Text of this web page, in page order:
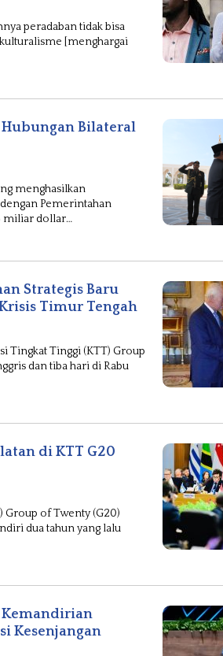
peradaban tidak bisa
[menghargai
Hubungan Bilateral
menghasilkan
Pemerintahan
miliar dollar…
Strategis Baru
Timur Tengah
Tingkat Tinggi (KTT) Group
dan tiba hari di Rabu
di KTT G20
Group of Twenty (G20)
dua tahun yang lalu
Kemandirian
Kesenjangan